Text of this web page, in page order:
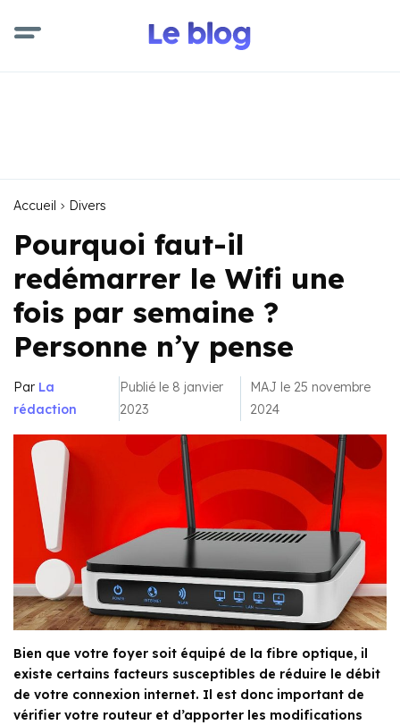
Accueil Divers
Pourquoi faut-il
redémarrer le Wifi une
fois par semaine ?
Personne n’y pense
Par La
rédaction
Publié le 8 janvier
2023
MAJ le 25 novembre
2024
Bien que votre foyer soit équipé de la fibre optique, il
existe certains facteurs susceptibles de réduire le débit
de votre connexion internet. Il est donc important de
vérifier votre routeur et d’apporter les modifications